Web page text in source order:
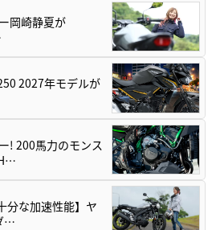
岡崎静夏が
2027年モデルが
! 200馬力のモンス
分な加速性能】ヤ
…